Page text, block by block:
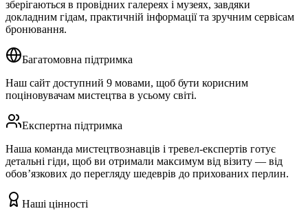
зберігаються в провідних галереях і музеях, завдяки
докладним гідам, практичній інформації та зручним сервісам
бронювання.
Багатомовна підтримка
Наш сайт доступний 9 мовами, щоб бути корисним
поціновувачам мистецтва в усьому світі.
Експертна підтримка
Наша команда мистецтвознавців і тревел-експертів готує
детальні гіди, щоб ви отримали максимум від візиту — від
обов’язкових до перегляду шедеврів до прихованих перлин.
Наші цінності